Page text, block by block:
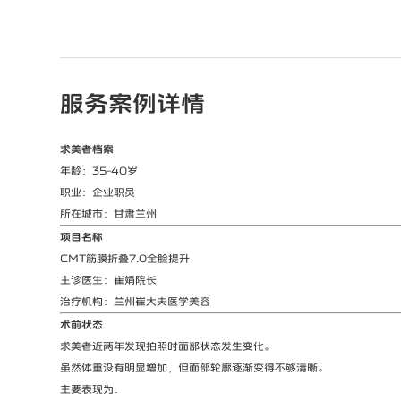
服务案例详情
求美者档案
年龄：35-40岁
职业：企业职员
所在城市：甘肃兰州
项目名称
CMT筋膜折叠7.0全脸提升
主诊医生：崔娟院长
治疗机构：兰州崔大夫医学美容
术前状态
求美者近两年发现拍照时面部状态发生变化。
虽然体重没有明显增加，但面部轮廓逐渐变得不够清晰。
主要表现为：